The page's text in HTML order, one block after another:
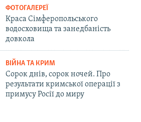
ФОТОГАЛЕРЕЇ
Краса Сімферопольського
водосховища та занедбаність
довкола
ВІЙНА ТА КРИМ
Сорок днів, сорок ночей. Про
результати кримської операції з
примусу Росії до миру